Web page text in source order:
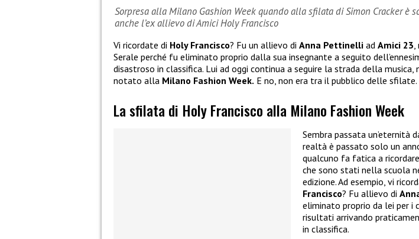
Sorpresa alla Milano Gashion Week quando alla sfilata di Simon Cracker è
anche l’ex allievo di Amici Holy Francisco
Vi ricordate di Holy Francisco? Fu un allievo di Anna Pettinelli ad Amici 23,
Serale perché fu eliminato proprio dalla sua insegnante a seguito
disastroso in classifica. Lui ad oggi continua a seguire la strada della musica,
notato alla Milano Fashion Week. E no, non era tra il pubblico delle sfilate.
La sfilata di Holy Francisco alla Milano Fashion Week
Sembra passata un’eternità
realtà è passato solo un
qualcuno fa fatica a
che sono stati nella scuola
edizione. Ad esempio, vi
Francisco? Fu allievo di
eliminato proprio da lei per i
risultati arrivando
in classifica.